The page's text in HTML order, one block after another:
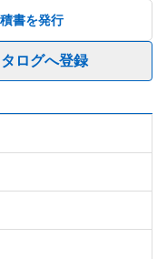
書を発行
ログへ登録